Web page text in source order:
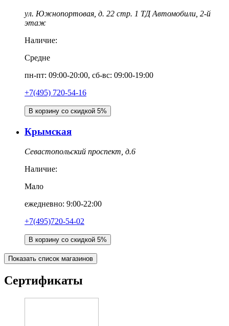
ул. Южнопортовая, д. 22 стр. 1 ТД Автомобили, 2-й
этаж
Наличие:
Средне
пн-пт: 09:00-20:00, сб-вс: 09:00-19:00
+7(495) 720-54-16
В корзину со скидкой 5%
Крымская
Севастопольский проспект, д.6
Наличие:
Мало
ежедневно: 9:00-22:00
+7(495)720-54-02
В корзину со скидкой 5%
Показать список магазинов
Сертификаты